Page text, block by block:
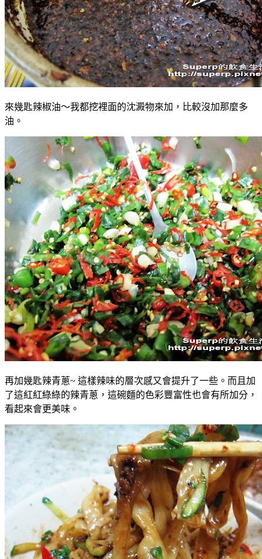
來幾匙辣椒油～我都挖裡面的沈澱物來加，比較沒加那麼多
油。
再加幾匙辣青蔥~ 這樣辣味的層次感又會提升了一些。而且加
了這紅紅綠綠的辣青蔥，這碗麵的色彩豐富性也會有所加分，
看起來會更美味。